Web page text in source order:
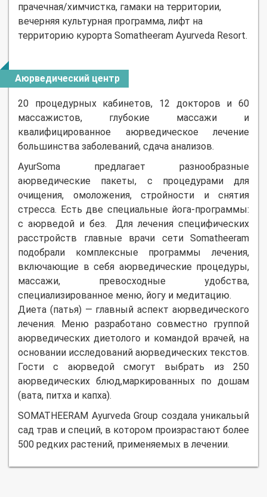
прачечная/химчистка, гамаки на территории,
вечерняя культурная программа, лифт на
территорию курорта Somatheeram Ayurveda Resort.
Аюрведический центр
20 процедурных кабинетов, 12 докторов и 60
массажистов, глубокие массажи и
квалифицированное аюрведическое лечение
большинства заболеваний, сдача анализов.
AyurSoma предлагает разнообразные
аюрведические пакеты, с процедурами для
очищения, омоложения, стройности и снятия
стресса. Есть две специальные йога-программы:
с аюрведой и без. Для лечения специфических
расстройств главные врачи сети Somatheeram
подобрали комплексные программы лечения,
включающие в себя аюрведические процедуры,
массажи, превосходные удобства,
специализированное меню, йогу и медитацию.
Диета (патья) — главный аспект аюрведического
лечения. Меню разработано совместно группой
аюрведических диетолого и командой врачей, на
основании исследований аюрведических текстов.
Гости с аюрведой смогут выбрать из 250
аюрведических блюд,маркированных по дошам
(вата, питха и капха).
SOMATHEERAM Ayurveda Group создала уникальый
сад трав и специй, в котором произрастают более
500 редких растений, применяемых в лечении.